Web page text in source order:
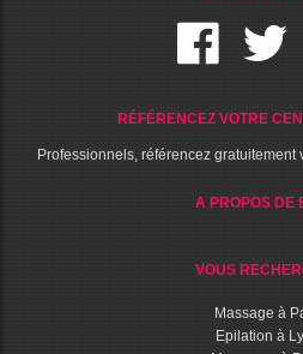
RÉFÉRENCEZ VOTRE
Professionnels, référencez gratuitement
A PROPOS DE
VOUS
Massage à
Epilation à